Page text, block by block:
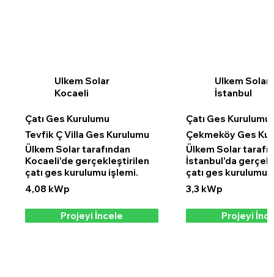
Ulkem Solar
Kocaeli
Çatı Ges Kurulumu
Tevfik Ç Villa Ges Kurulumu
Ülkem Solar tarafından
Kocaeli'de gerçekleştirilen
çatı ges kurulumu işlemi.
4,08 kWp
Projeyi İncele
Ulkem Solar
İstanbul
Çatı Ges Kurulumu
Çekmeköy Ges
Ülkem Solar
İstanbul'da
çatı ges kurulumu
3,3 kWp
Projeyi